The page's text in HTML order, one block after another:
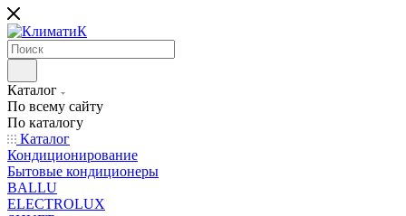
Каталог
По всему сайту
По каталогу
Каталог
Кондиционирование
Бытовые кондиционеры
BALLU
ELECTROLUX